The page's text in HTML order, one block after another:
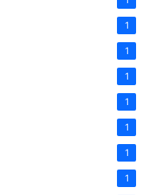
1
1
1
1
1
1
1